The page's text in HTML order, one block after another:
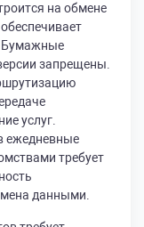
на обмене
Бумажные
запрещены.
услуг.
ежедневные
требует
данными.